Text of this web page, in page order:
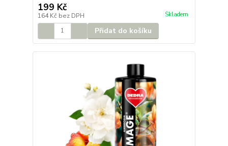
199 Kč
164 Kč bez DPH Skladem
Přidat do košíku